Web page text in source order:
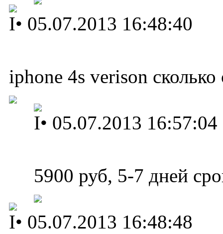
I• 05.07.2013 16:48:40
iphone 4s verison сколько
I• 05.07.2013 16:57:04
5900 руб, 5-7 дней
I• 05.07.2013 16:48:48